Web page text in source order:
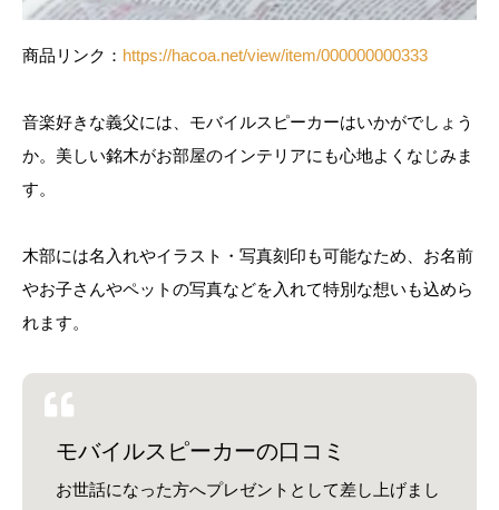
商品リンク： https://hacoa.net/view/item/000000000333
音楽好きな義父には、モバイルスピーカーはいかがでしょう
か。美しい銘木がお部屋のインテリアにも心地よくなじみま
す。
木部には名入れやイラスト・写真刻印も可能なため、お名前
やお子さんやペットの写真などを入れて特別な想いも込めら
れます。
モバイルスピーカーの口コミ
お世話になった方へプレゼントとして差し上げまし